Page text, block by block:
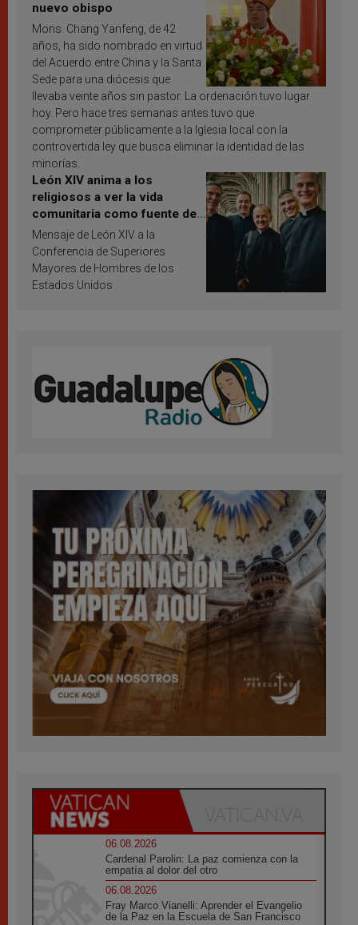
nuevo obispo
Mons. Chang Yanfeng, de 42
años, ha sido nombrado en virtud
del Acuerdo entre China y la Santa
Sede para una diócesis que
llevaba veinte años sin pastor. La ordenación tuvo lugar
hoy. Pero hace tres semanas antes tuvo que
comprometer públicamente a la Iglesia local con la
controvertida ley que busca eliminar la identidad de las
minorías.
León XIV anima a los
religiosos a ver la vida
comunitaria como fuente de
inspiración y santificación
Mensaje de León XIV a la
Conferencia de Superiores
Mayores de Hombres de los
Estados Unidos
06.08.2026
Cardenal Parolin: La paz comienza con la
empatía al dolor del otro
06.08.2026
Fray Marco Vianelli: Aprender el Evangelio
de la Paz en la Escuela de San Francisco